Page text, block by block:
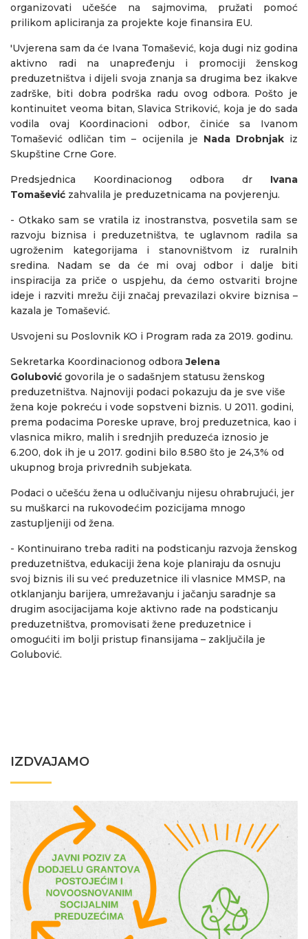
organizovati učešće na sajmovima, pružati pomoć
prilikom apliciranja za projekte koje finansira EU.
'Uvjerena sam da će Ivana Tomašević, koja dugi niz godina
aktivno radi na unapređenju i promociji ženskog
preduzetništva i dijeli svoja znanja sa drugima bez ikakve
zadrške, biti dobra podrška radu ovog odbora. Pošto je
kontinuitet veoma bitan, Slavica Striković, koja je do sada
vodila ovaj Koordinacioni odbor, činiće sa Ivanom
Tomašević odličan tim – ocijenila je Nada Drobnjakiz
Skupštine Crne Gore.
Predsjednica Koordinacionog odbora dr Ivana
Tomašević zahvalila je preduzetnicama na povjerenju.
- Otkako sam se vratila iz inostranstva, posvetila sam se
razvoju biznisa i preduzetništva, te uglavnom radila sa
ugroženim kategorijama i stanovništvom iz ruralnih
sredina. Nadam se da će mi ovaj odbor i dalje biti
inspiracija za priče o uspjehu, da ćemo ostvariti brojne
ideje i razviti mrežu čiji značaj prevazilazi okvire biznisa –
kazala je Tomašević.
Usvojeni su Poslovnik KO i Program rada za 2019. godinu.
Sekretarka Koordinacionog odboraJelena
Golubović govorila je o sadašnjem statusu ženskog
preduzetništva. Najnoviji podaci pokazuju da je sve više
žena koje pokreću i vode sopstveni biznis. U 2011. godini,
prema podacima Poreske uprave, broj preduzetnica, kao i
vlasnica mikro, malih i srednjih preduzeća iznosio je
6.200, dok ih je u 2017. godini bilo 8.580 što je 24,3% od
ukupnog broja privrednih subjekata.
Podaci o učešću žena u odlučivanju nijesu ohrabrujući, jer
su muškarci na rukovodećim pozicijama mnogo
zastupljeniji od žena.
- Kontinuirano treba raditi na podsticanju razvoja ženskog
preduzetništva, edukaciji žena koje planiraju da osnuju
svoj biznis ili su već preduzetnice ili vlasnice MMSP, na
otklanjanju barijera, umrežavanju i jačanju saradnje sa
drugim asocijacijama koje aktivno rade na podsticanju
preduzetništva, promovisati žene preduzetnice i
omogućiti im bolji pristup finansijama – zaključila je
Golubović.
IZDVAJAMO